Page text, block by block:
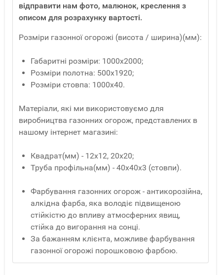
відправити нам фото, малюнок, креслення з
описом для розрахунку вартості.
Розміри газонної огорожі (висота / ширина)(мм):
Габаритні розміри: 1000х2000;
Розміри полотна: 500х1920;
Розміри стовпа: 1000х40.
Матеріали, які ми використовуємо для
виробництва газонних огорож, представлених в
нашому інтернет магазині:
Квадрат(мм) - 12x12, 20x20;
Труба профільна(мм) - 40x40x3 (стовпи).
Фарбування газонних огорож - антикорозійна,
алкідна фарба, яка володіє підвищеною
стійкістю до впливу атмосферних явищ,
стійка до вигорання на сонці.
За бажанням клієнта, можливе фарбування
газонної огорожі порошковою фарбою.